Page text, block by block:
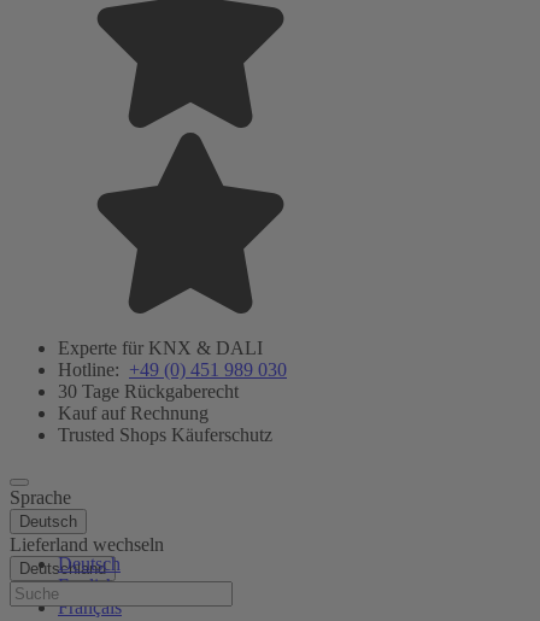
Experte für KNX & DALI
Hotline: +49 (0) 451 989 030
30 Tage Rückgaberecht
Kauf auf Rechnung
Trusted Shops Käuferschutz
Sprache
Deutsch
Deutsch
English
Français
Lieferland wechseln
Deutschland
Hilfe